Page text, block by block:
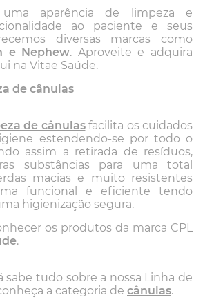
aparência de limpeza e
ao paciente e seus
diversas marcas como
e Nephew. Aproveite e adquira
na Vitae Saúde.
de cânulas
de cânulasfacilita os cuidados
estendendo-se por todo o
assim a retirada de resíduos,
substâncias para uma total
macias e muito resistentes
funcional e eficiente tendo
higienização segura.
os produtos da marca CPL
.
sabe tudo sobre a nossa Linha de
a categoria de cânulas.